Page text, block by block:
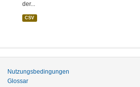
der...
CSV
Nutzungsbedingungen
Glossar